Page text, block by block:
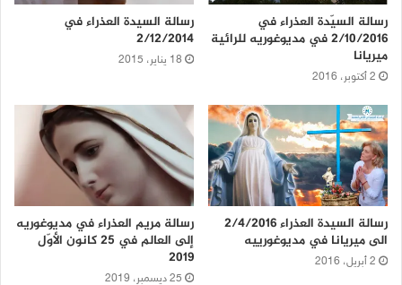
رسالة السيّدة العذراء في
2/10/2016 في مديوغوريه للرائية
ميريانا
2 أكتوبر، 2016
رسالة السيدة العذراء في
2/12/2014
18 يناير، 2015
رسالة السيدة العذراء 2/4/2016
الى ميريانا في مديوغورييه
2 أبريل، 2016
رسالة مريم العذراء في مديوغوريه
إلى العالم في 25 كانون الأوّل
2019
25 ديسمبر، 2019